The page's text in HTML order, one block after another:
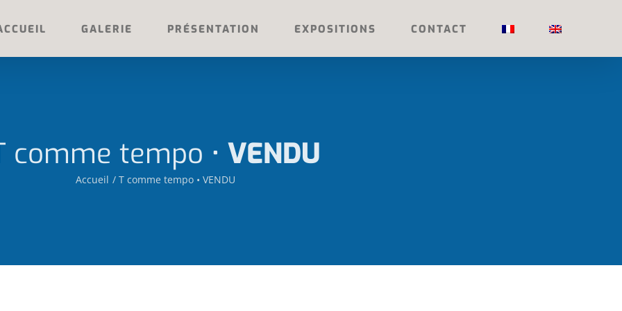
GALERIE PRÉSENTATION EXPOSITIONS CONTACT
comme tempo • VENDU
Accueil T comme tempo • VENDU